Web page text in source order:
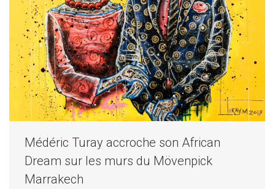
Médéric Turay accroche son African
Dream sur les murs du Mövenpick
Marrakech